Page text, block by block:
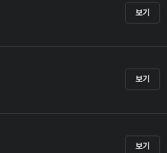
보기
보기
보기